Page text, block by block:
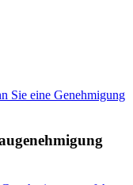
Sie eine Genehmigung